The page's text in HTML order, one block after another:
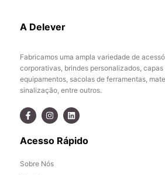
A Delever
Fabricamos uma ampla variedade de
corporativas, brindes personalizados,
equipamentos, sacolas de ferramentas,
sinalização, entre outros.
Acesso Rápido
Sobre Nós